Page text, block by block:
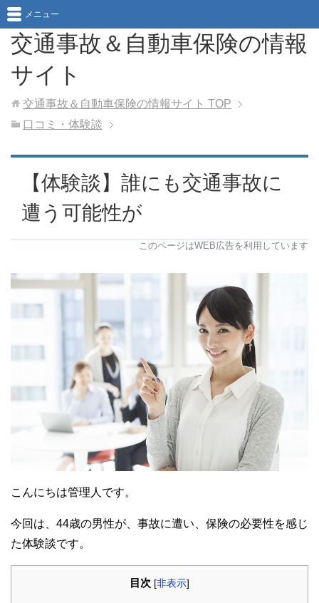
交通事故＆自動車保険の情報
サイト
メニュー
交通事故＆自動車保険の情報サイト TOP
口コミ・体験談
【体験談】誰にも交通事故に
遭う可能性が
このページはWEB広告を利用しています
こんにちは管理人です。
今回は、44歳の男性が、事故に遭い、保険の必要性を感じ
た体験談です。
目次 [非表示]